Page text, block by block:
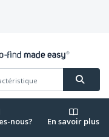
nous? En savoir plus